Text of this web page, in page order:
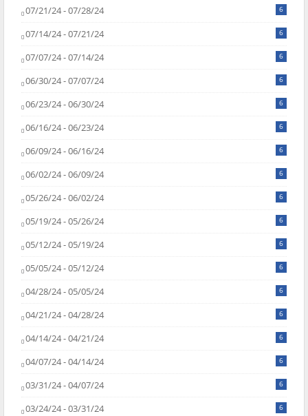
07/21/24 - 07/28/24 6
07/14/24 - 07/21/24 6
07/07/24 - 07/14/24 6
06/30/24 - 07/07/24 6
06/23/24 - 06/30/24 6
06/16/24 - 06/23/24 6
06/09/24 - 06/16/24 6
06/02/24 - 06/09/24 6
05/26/24 - 06/02/24 6
05/19/24 - 05/26/24 6
05/12/24 - 05/19/24 6
05/05/24 - 05/12/24 6
04/28/24 - 05/05/24 6
04/21/24 - 04/28/24 6
04/14/24 - 04/21/24 6
04/07/24 - 04/14/24 6
03/31/24 - 04/07/24 6
03/24/24 - 03/31/24 6